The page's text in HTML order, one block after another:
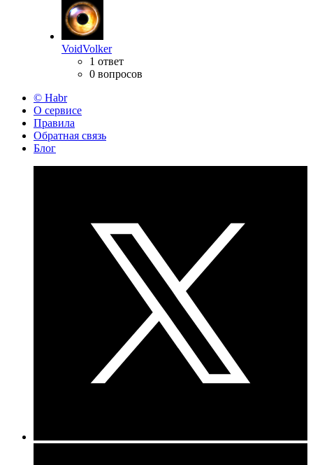
VoidVolker
1 ответ
0 вопросов
© Habr
О сервисе
Правила
Обратная связь
Блог